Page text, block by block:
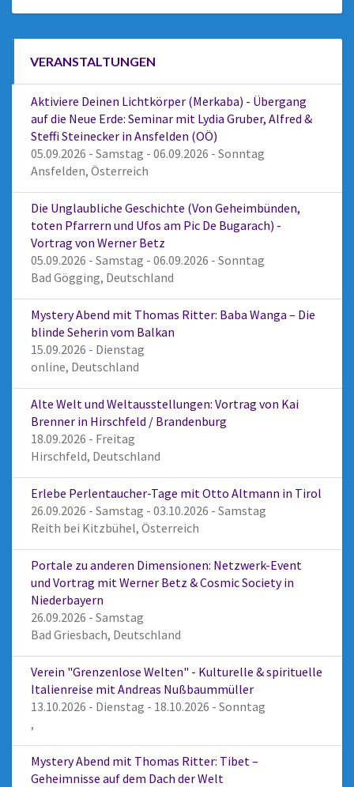
VERANSTALTUNGEN
Aktiviere Deinen Lichtkörper (Merkaba) - Übergang
auf die Neue Erde: Seminar mit Lydia Gruber, Alfred &
Steffi Steinecker in Ansfelden (OÖ)
05.09.2026 - Samstag - 06.09.2026 - Sonntag
Ansfelden, Österreich
Die Unglaubliche Geschichte (Von Geheimbünden,
toten Pfarrern und Ufos am Pic De Bugarach) -
Vortrag von Werner Betz
05.09.2026 - Samstag - 06.09.2026 - Sonntag
Bad Gögging, Deutschland
Mystery Abend mit Thomas Ritter: Baba Wanga – Die
blinde Seherin vom Balkan
15.09.2026 - Dienstag
online, Deutschland
Alte Welt und Weltausstellungen: Vortrag von Kai
Brenner in Hirschfeld / Brandenburg
18.09.2026 - Freitag
Hirschfeld, Deutschland
Erlebe Perlentaucher-Tage mit Otto Altmann in Tirol
26.09.2026 - Samstag - 03.10.2026 - Samstag
Reith bei Kitzbühel, Österreich
Portale zu anderen Dimensionen: Netzwerk-Event
und Vortrag mit Werner Betz & Cosmic Society in
Niederbayern
26.09.2026 - Samstag
Bad Griesbach, Deutschland
Verein "Grenzenlose Welten" - Kulturelle & spirituelle
Italienreise mit Andreas Nußbaummüller
13.10.2026 - Dienstag - 18.10.2026 - Sonntag
,
Mystery Abend mit Thomas Ritter: Tibet –
Geheimnisse auf dem Dach der Welt